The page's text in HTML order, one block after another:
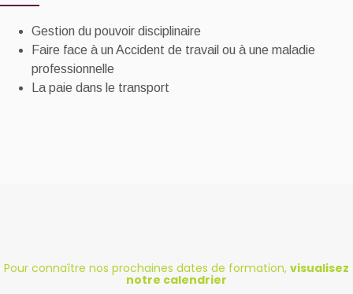
Gestion du pouvoir disciplinaire
Faire face à un Accident de travail ou à une maladie
professionnelle
La paie dans le transport
Pour connaître nos prochaines dates de formation, visualisez
notre calendrier